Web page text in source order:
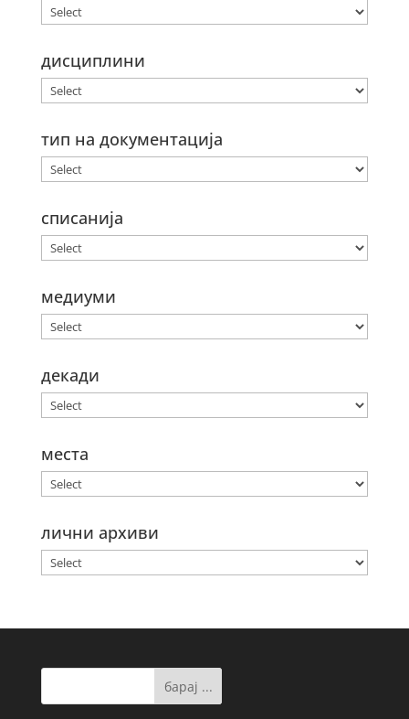
дисциплини
тип на документација
списанија
медиуми
декади
места
лични архиви